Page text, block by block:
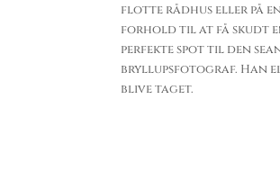
flotte rådhus eller på
forhold til at få skudt
perfekte spot til den
bryllupsfotograf. Han
blive taget.